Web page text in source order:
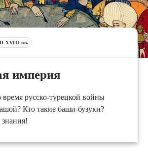
XVIII вв.
империя
русско-турецкой войны
Кто такие баши-бузуки?